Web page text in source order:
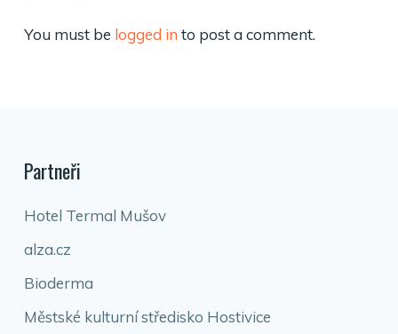
You must be logged in to post a comment.
Partneři
Hotel Termal Mušov
alza.cz
Bioderma
Městské kulturní středisko Hostivice